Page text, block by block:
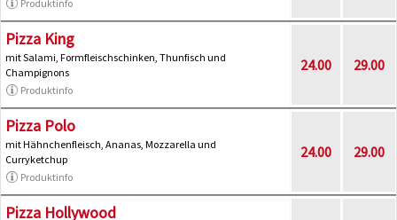
Produktinfo
Pizza King
mit Salami, Formfleischschinken, Thunfisch und
Champignons
Produktinfo
24.00 29.00
Pizza Polo
mit Hähnchenfleisch, Ananas, Mozzarella und
Curryketchup
Produktinfo
24.00 29.00
Pizza Hollywood